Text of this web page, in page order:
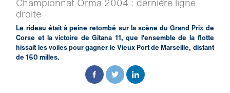
droite
Le rideau était à peine retombé sur la scène du Grand Prix de
Corse et la victoire de Gitana 11, que l'ensemble de la flotte
hissait les voiles pour gagner le Vieux Port de Marseille, distant
de 150 milles.